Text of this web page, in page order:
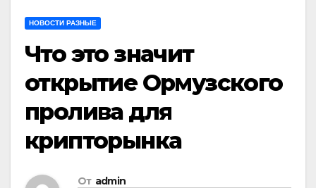
НОВОСТИ РАЗНЫЕ
Что это значит
открытие Ормузского
пролива для
крипторынка
От admin